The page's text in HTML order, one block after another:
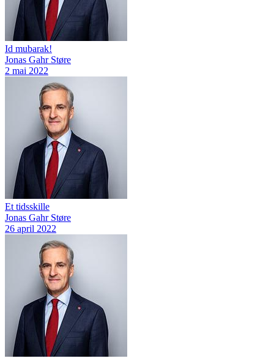
Id mubarak!
Jonas Gahr Støre
2 mai 2022
Et tidsskille
Jonas Gahr Støre
26 april 2022